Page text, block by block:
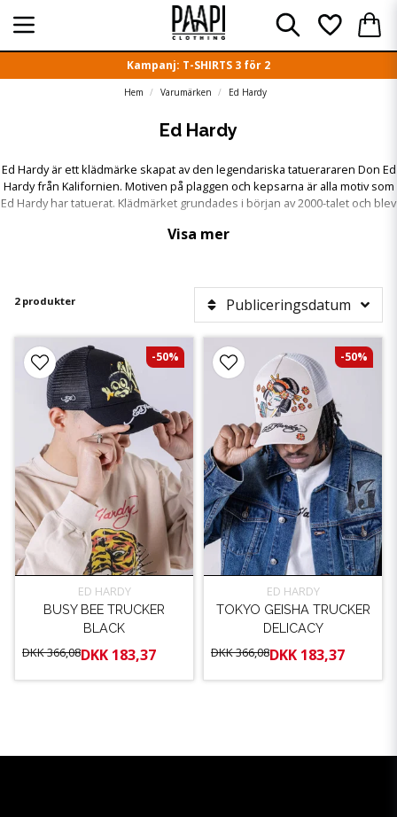
Kampanj: T-SHIRTS 3 för 2
Hem Varumärken Ed Hardy
Ed Hardy
Ed Hardy är ett klädmärke skapat av den legendariska tatuerararen Don Ed
Hardy från Kalifornien. Motiven på plaggen och kepsarna är alla motiv som
Ed Hardy har tatuerat. Klädmärket grundades i början av 2000-talet och blev
Visa mer
2 produkter Publiceringsdatum
ED HARDY
BUSY BEE TRUCKER
BLACK
DKK 366,08DKK 183,37
-50%
ED HARDY
TOKYO GEISHA TRUCKER
DELICACY
DKK 366,08DKK 183,37
-50%